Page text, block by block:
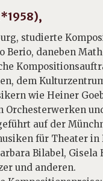
studierte
Berio, daneben
dem
wie Heiner
Orchesterwerken
auf der
für Theater
Bilabel,
und anderen.